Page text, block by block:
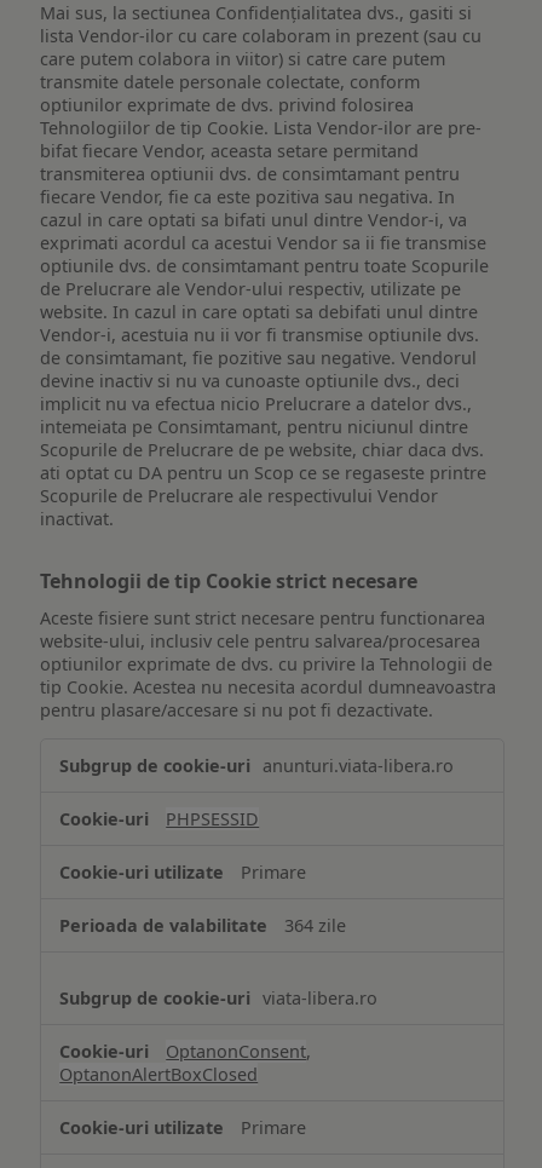
Mai sus, la sectiunea Confidențialitatea dvs., gasiti si
lista Vendor-ilor cu care colaboram in prezent (sau cu
care putem colabora in viitor) si catre care putem
transmite datele personale colectate, conform
optiunilor exprimate de dvs. privind folosirea
Tehnologiilor de tip Cookie. Lista Vendor-ilor are pre-
bifat fiecare Vendor, aceasta setare permitand
transmiterea optiunii dvs. de consimtamant pentru
fiecare Vendor, fie ca este pozitiva sau negativa. In
cazul in care optati sa bifati unul dintre Vendor-i, va
exprimati acordul ca acestui Vendor sa ii fie transmise
optiunile dvs. de consimtamant pentru toate Scopurile
de Prelucrare ale Vendor-ului respectiv, utilizate pe
website. In cazul in care optati sa debifati unul dintre
Vendor-i, acestuia nu ii vor fi transmise optiunile dvs.
de consimtamant, fie pozitive sau negative. Vendorul
devine inactiv si nu va cunoaste optiunile dvs., deci
implicit nu va efectua nicio Prelucrare a datelor dvs.,
intemeiata pe Consimtamant, pentru niciunul dintre
Scopurile de Prelucrare de pe website, chiar daca dvs.
ati optat cu DA pentru un Scop ce se regaseste printre
Scopurile de Prelucrare ale respectivului Vendor
inactivat.
Tehnologii de tip Cookie strict necesare
Aceste fisiere sunt strict necesare pentru functionarea
website-ului, inclusiv cele pentru salvarea/procesarea
optiunilor exprimate de dvs. cu privire la Tehnologii de
tip Cookie. Acestea nu necesita acordul dumneavoastra
pentru plasare/accesare si nu pot fi dezactivate.
de
Cookie
necesare
anunturi.viata-libera.ro
PHPSESSID
Primare
364 zile
viata-libera.ro
OptanonConsent,
OptanonAlertBoxClosed
Primare